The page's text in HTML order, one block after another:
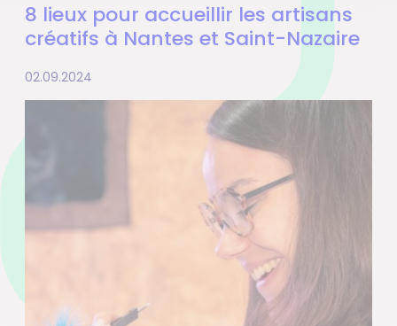
8 lieux pour accueillir les artisans
créatifs à Nantes et Saint-Nazaire
02.09.2024